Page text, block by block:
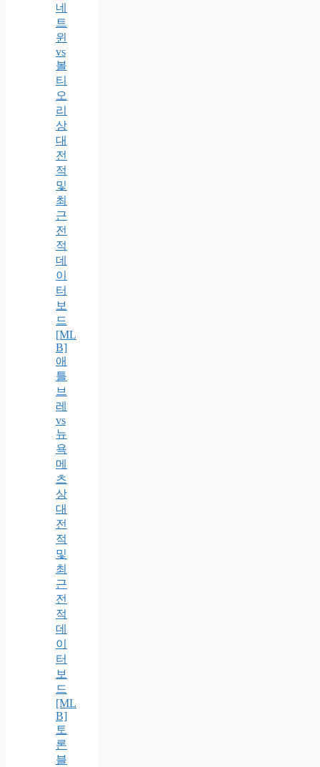
네
트
윈
vs
볼
티
오
리
상
대
전
적
및
최
근
전
적
데
이
터
보
드
[ML
B]
애
틀
브
레
vs
뉴
욕
메
츠
상
대
전
적
및
최
근
전
적
데
이
터
보
드
[ML
B]
토
론
블